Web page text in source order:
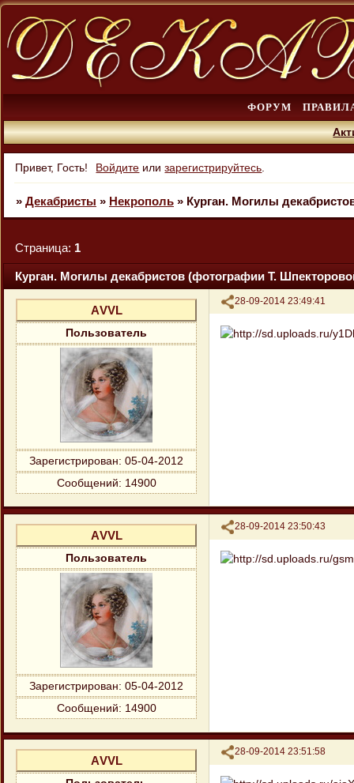
ФОРУМ
Привет, Гость! Войдите илизарегистрируйтесь
» Декабристы » Некрополь » Курган. Могилы
Курган. Могилы декабристов (фотографии Т.
Страница: 1
Поделиться
28-09-2014 23:49:41
АVVL
Пользователь
Зарегистрирован: 05-04-2012
Сообщений: 14900
Поделиться
28-09-2014 23:50:43
АVVL
Пользователь
Зарегистрирован: 05-04-2012
Сообщений: 14900
Поделиться
28-09-2014 23:51:58
АVVL